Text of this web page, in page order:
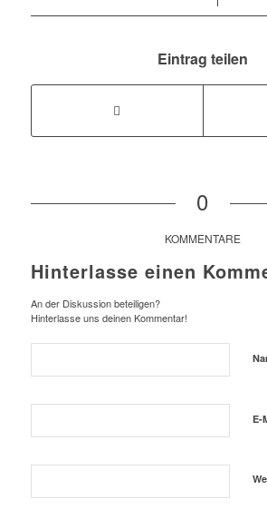
Eintrag teilen
0
KOMMENTARE
Hinterlasse einen
An der Diskussion beteiligen?
Hinterlasse uns deinen Kommentar!
E-